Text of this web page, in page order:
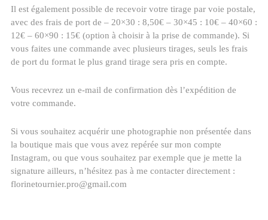
Il est également possible de recevoir votre tirage par voie postale,
avec des frais de port de – 20×30 : 8,50€ – 30×45 : 10€ – 40×60 :
12€ – 60×90 : 15€ (option à choisir à la prise de commande). Si
vous faites une commande avec plusieurs tirages, seuls les frais
de port du format le plus grand tirage sera pris en compte.
Vous recevrez un e-mail de confirmation dès l’expédition de
votre commande.
Si vous souhaitez acquérir une photographie non présentée dans
la boutique mais que vous avez repérée sur mon compte
Instagram, ou que vous souhaitez par exemple que je mette la
signature ailleurs, n’hésitez pas à me contacter directement :
florinetournier.pro@gmail.com